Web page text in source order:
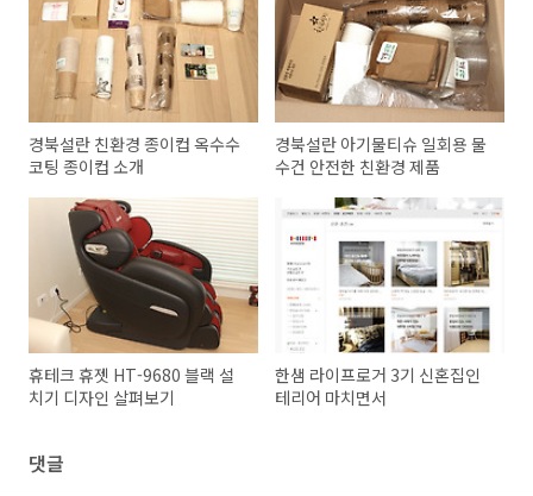
경북설란 친환경 종이컵 옥수수
코팅 종이컵 소개
경북설란 아기물티슈 일회용 물
수건 안전한 친환경 제품
휴테크 휴젯 HT-9680 블랙 설
치기 디자인 살펴보기
한샘 라이프로거 3기 신혼집인
테리어 마치면서
댓글